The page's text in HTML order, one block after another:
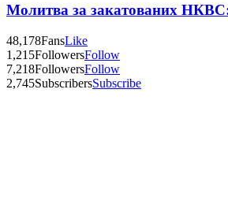
Молитва за закатованих
48,178FansLike
1,215FollowersFollow
7,218FollowersFollow
2,745SubscribersSubscribe